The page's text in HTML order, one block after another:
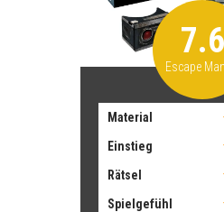
7.6
Escape
Material
Einstieg
Rätsel
Spielgefühl